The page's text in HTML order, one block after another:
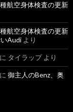
航空身体検査の更新
航空身体検査の更新
Audi より
に タイラップより
に 御主人のBenz、奥